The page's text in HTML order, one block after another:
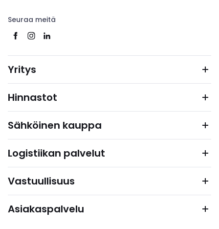
Seuraa meitä
Yritys
Hinnastot
Sähköinen kauppa
Logistiikan palvelut
Vastuullisuus
Asiakaspalvelu